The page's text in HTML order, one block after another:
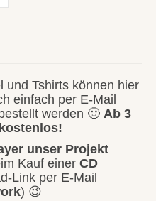
und Tshirts können hier
einfach per E-Mail
werden 🙂 Ab 3
unser Projekt
Kauf einer CD
Link per E-Mail
) 😉